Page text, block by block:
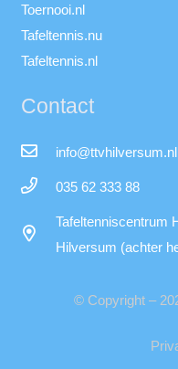
Toernooi.nl
Tafeltennis.nu
Tafeltennis.nl
Contact
info@ttvhilversum.nl
035 62 333 88
Tafeltenniscentrum
Hilversum (achter
© Copyright –